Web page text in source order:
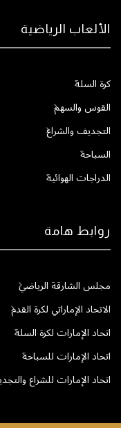
الألعاب الرياضية
كرة السلة
القوس والسهم
التجديف والشراع
السباحة
الدراجات الهوائية
روابط هامة
مجلس الشارقة الرياضي
الاتحاد الإماراتي لكرة القدم
اتحاد الإمارات لكرة السلة
اتحاد الإمارات للسباحة
اتحاد الإمارات للشراع